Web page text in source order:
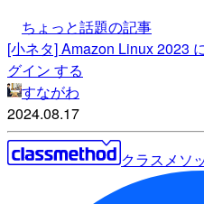
ちょっと話題の記事
[小ネタ] Amazon Linux 2023
グイン する
すながわ
2024.08.17
クラスメソ